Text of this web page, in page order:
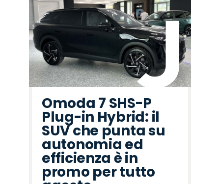
Omoda 7 SHS-P
Plug-in Hybrid: il
SUV che punta su
autonomia ed
efficienza è in
promo per tutto